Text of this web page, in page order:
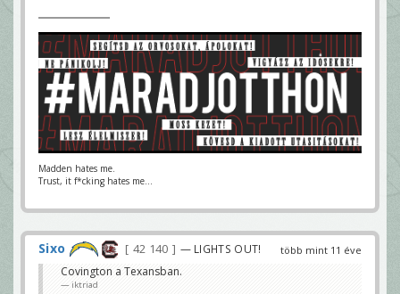
Madden hates me.
Trust, it f*cking hates me...
több mint 11 éve
Sixo 42 140 — LIGHTS OUT!
Covington a Texansban.
iktriad